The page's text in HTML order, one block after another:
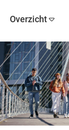
Overzicht